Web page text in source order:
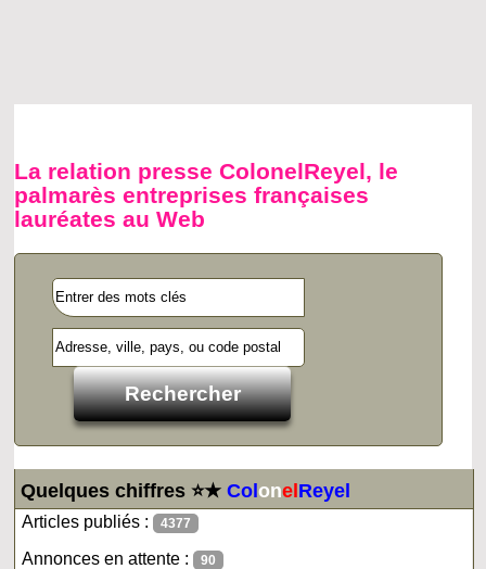
La relation presse ColonelReyel, le
palmarès entreprises françaises
lauréates au Web
Quelques chiffres ⭐★ColonelReyel
Articles publiés : 4377
Annonces en attente : 90